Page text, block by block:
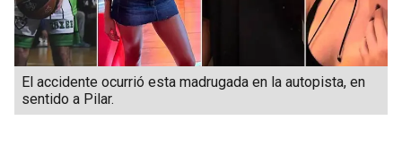
El accidente ocurrió esta madrugada en la autopista, en
sentido a Pilar.